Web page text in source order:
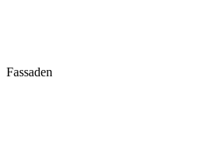
Fassaden